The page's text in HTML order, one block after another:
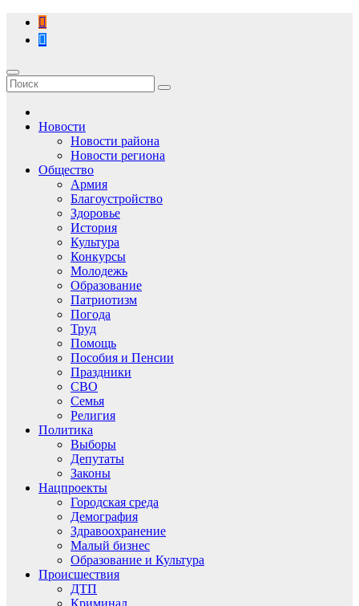
Перейти
содержимому
Новости
Новости района
Новости региона
Общество
Армия
Благоустройство
Здоровье
История
Культура
Конкурсы
Молодежь
Образование
Патриотизм
Погода
Труд
Помощь
Пособия и Пенсии
Праздники
СВО
Семья
Религия
Политика
Выборы
Депутаты
Законы
Нацпроекты
Городская среда
Демография
Здравоохранение
Малый бизнес
Образование и Культура
Происшествия
ДТП
Криминал